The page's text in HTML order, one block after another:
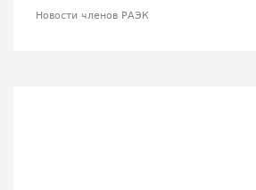
Новости членов РАЭК